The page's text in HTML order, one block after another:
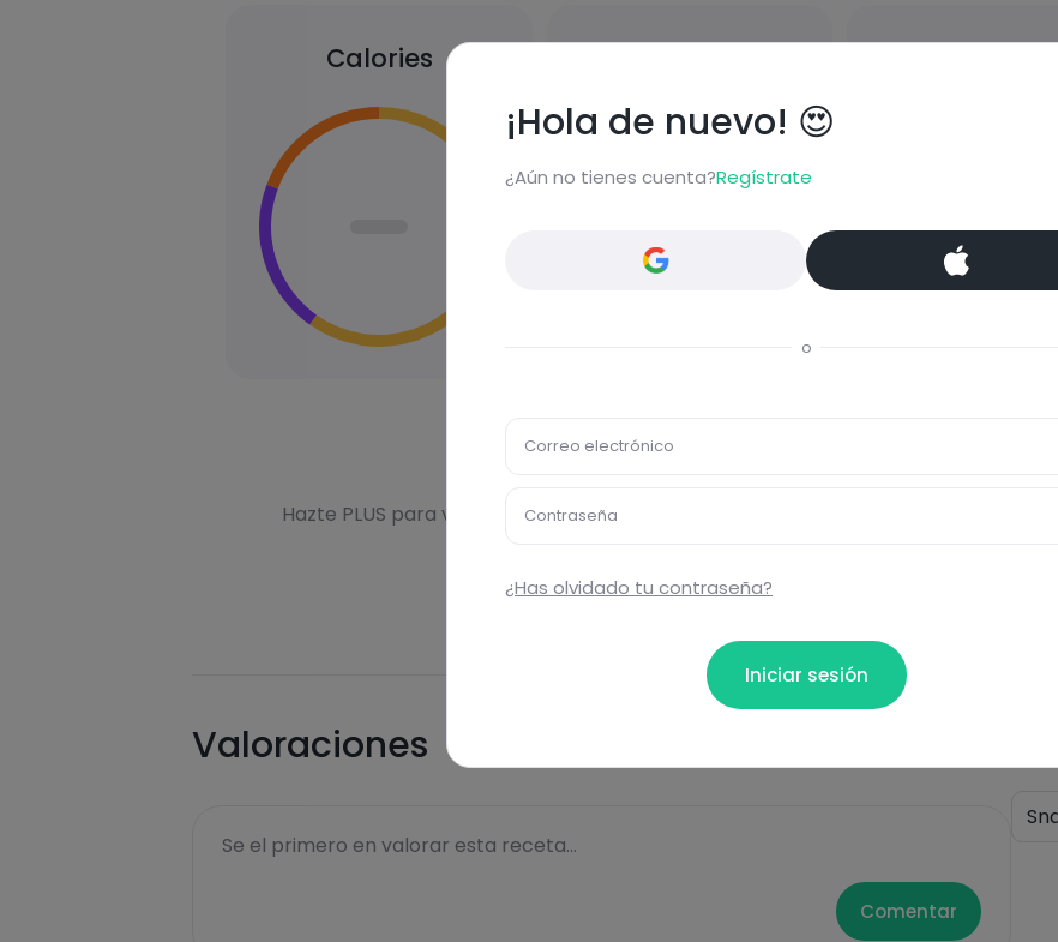
Calories
proteins salt
Hazte PLUS para ver la información nutricional de las recetas, y desbloquear
Valoraciones
Se el primero en valorar esta receta...
Comentar
¡Hola de nuevo! 😍
¿Aún no tienes cuenta?Regístrate
o
Correo electrónico
Contraseña
¿Has olvidado tu contraseña?
Iniciar sesión